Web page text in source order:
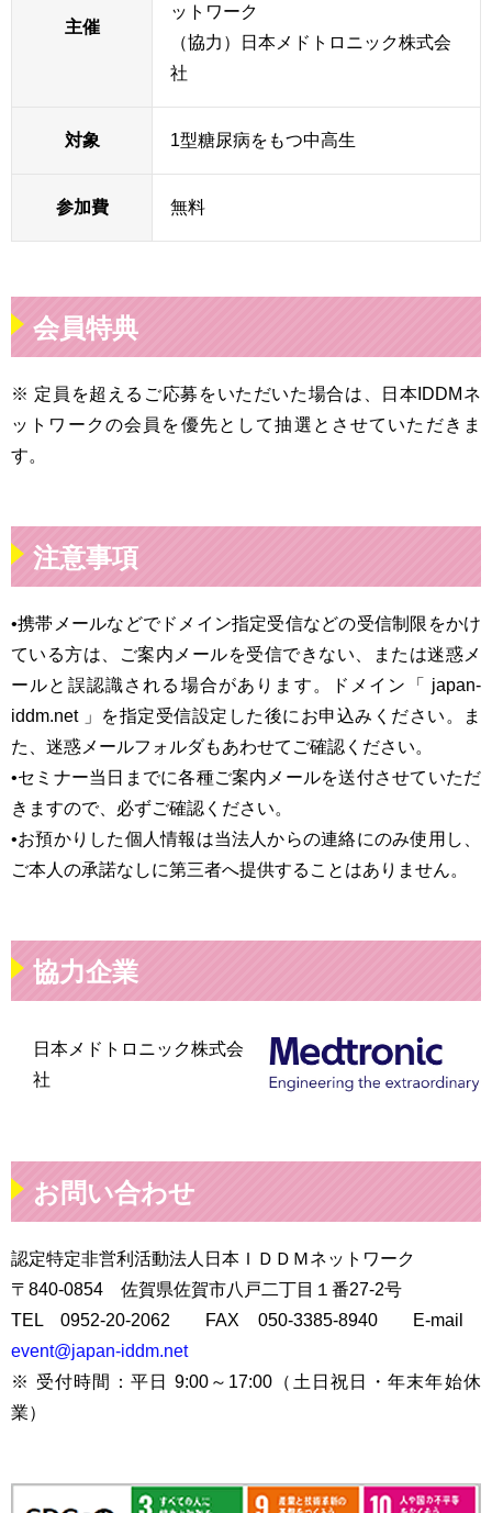
主催
ットワーク
（協力）日本メドトロニック株式会
社
対象 1型糖尿病をもつ中高生
参加費 無料
会員特典
※ 定員を超えるご応募をいただいた場合は、日本IDDMネ
ットワークの会員を優先として抽選とさせていただきま
す。
注意事項
•携帯メールなどでドメイン指定受信などの受信制限をかけ
ている方は、ご案内メールを受信できない、または迷惑メ
ールと誤認識される場合があります。ドメイン「 japan-
iddm.net 」を指定受信設定した後にお申込みください。ま
た、迷惑メールフォルダもあわせてご確認ください。
•セミナー当日までに各種ご案内メールを送付させていただ
きますので、必ずご確認ください。
•お預かりした個人情報は当法人からの連絡にのみ使用し、
ご本人の承諾なしに第三者へ提供することはありません。
協力企業
日本メドトロニック株式会
社
お問い合わせ
認定特定非営利活動法人日本ＩＤＤＭネットワーク
〒840-0854 佐賀県佐賀市八戸二丁目１番27-2号
TEL0952-20-2062 FAX 050-3385-8940 E-mail
event@japan-iddm.net
※ 受付時間：平日 9:00～17:00（土日祝日・年末年始休
業）